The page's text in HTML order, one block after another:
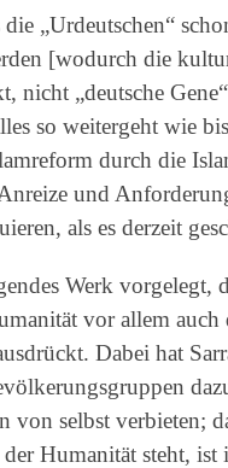
„Urdeutschen“
[wodurch die
nicht „deutsche
so weitergeht wie
durch die
und
als es derzeit
Werk vorgelegt,
vor allem
Dabei hat
von selbst verbieten;
Humanität steht, ist